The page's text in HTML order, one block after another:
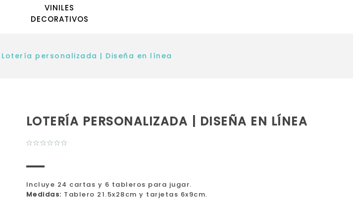
VINILES
DECORATIVOS
Lotería personalizada | Diseña en línea
LOTERÍA PERSONALIZADA | DISEÑA EN LÍNEA
Incluye 24 cartas y 6 tableros para jugar.
Medidas: Tablero 21.5x28cm y tarjetas 6x9cm.